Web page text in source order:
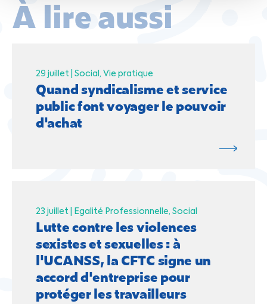
À lire aussi
29 juillet | Social Vie pratique
Quand syndicalisme et service
public font voyager le pouvoir
d'achat
23 juillet | Egalité Professionnelle Social
Lutte contre les violences
sexistes et sexuelles : à
l'UCANSS, la CFTC signe un
accord d'entreprise pour
protéger les travailleurs